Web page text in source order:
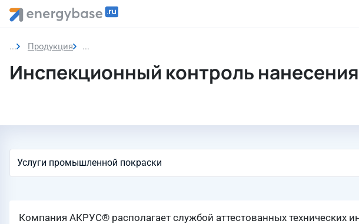
Продукция Инспекционный контроль нанесения покрытий
Инспекционный контроль
Компания АКРУС® располагает службой аттестованных технических